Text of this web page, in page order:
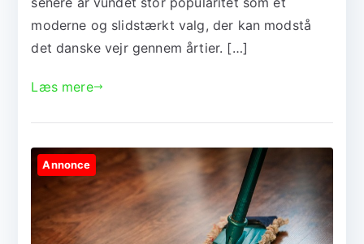
moderne og slidstærkt valg, der kan modstå
det danske vejr gennem årtier. […]
Læs mere
Annonce